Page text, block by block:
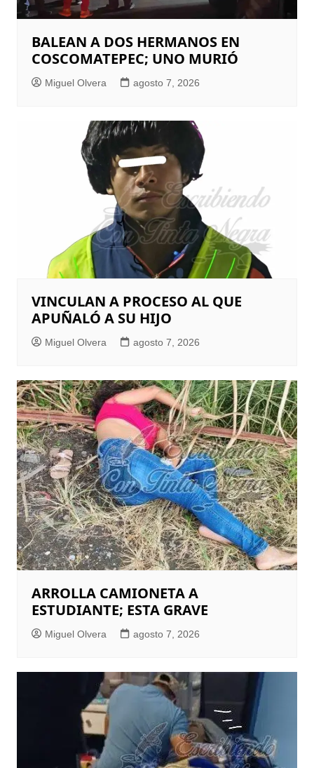
BALEAN A DOS HERMANOS EN
COSCOMATEPEC; UNO MURIÓ
Miguel Olvera agosto 7, 2026
VINCULAN A PROCESO AL QUE
APUÑALÓ A SU HIJO
Miguel Olvera agosto 7, 2026
ARROLLA CAMIONETA A
ESTUDIANTE; ESTA GRAVE
Miguel Olvera agosto 7, 2026